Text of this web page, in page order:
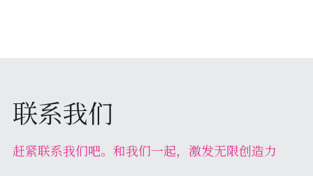
联系我们
赶紧联系我们吧。和我们一起，激发无限创造力